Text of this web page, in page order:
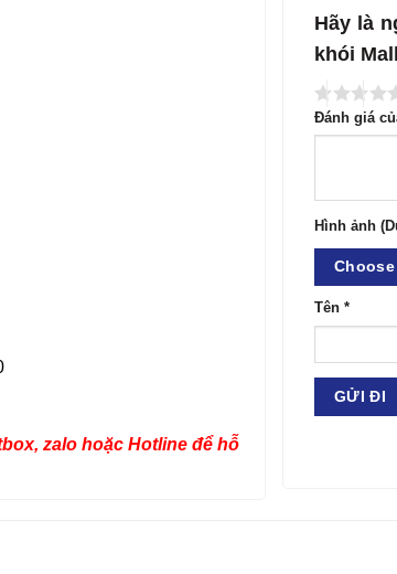
zalo hoặc Hotline để hỗ
điểm
Hãy là
khói
Đánh giá
Hình ảnh
Tên*